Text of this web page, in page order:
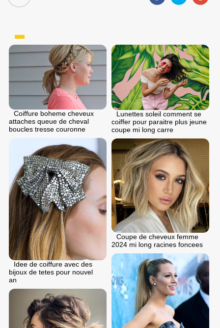
Coiffure boheme cheveux
attaches queue de cheval
boucles tresse couronne
Lunettes soleil comment se
coiffer pour paraitre plus jeune
coupe mi long carre
Idee de coiffure avec des
bijoux de tetes pour nouvel
an
Coupe de cheveux femme
2024 mi long racines foncees